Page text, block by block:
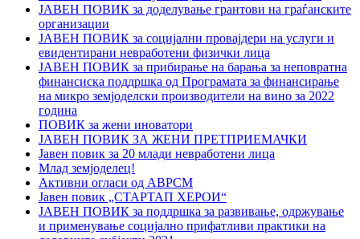
ЈАВЕН ПОВИК за доделување грантови на граѓанските
организации
ЈАВЕН ПОВИК за социјални провајдери на услуги и
евидентирани невработени физички лица
ЈАВЕН ПОВИК за прибирање на барањa за неповратна
финансиска поддршка од Програмата за финансирање
на микро земјоделски производители на вино за 2022
година
ПОВИК за жени иноватори
ЈАВЕН ПОВИК ЗА ЖЕНИ ПРЕТПРИЕМАЧКИ
Јавен повик за 20 млади невработени лица
Млад земјоделец!
Активни огласи од АВРСМ
Јавен повик „СТАРТАП ХЕРОИ“
ЈАВЕН ПОВИК за поддршка за развивање, одржување
и применување социјално прифатливи практики на